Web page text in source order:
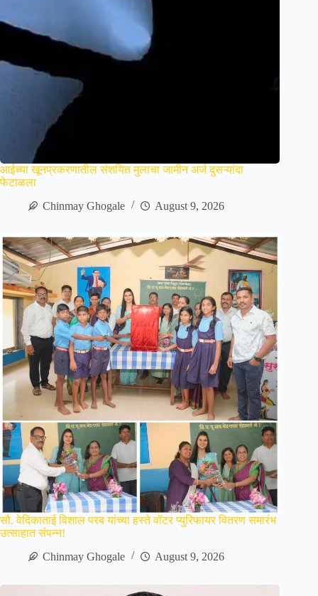
आईच्या खूनप्रकरणातील संशयित मुलाचा जामीन अर्ज दुसऱ्यांदा
फेटाळला
Chinmay Ghogale
August 9, 2026
सौ. वेदिकाताई विशाल परब यांच्या हस्ते वॉटर प्युरिफायर वितरण समारंभ
उत्साहात संपन्न!
Chinmay Ghogale
August 9, 2026